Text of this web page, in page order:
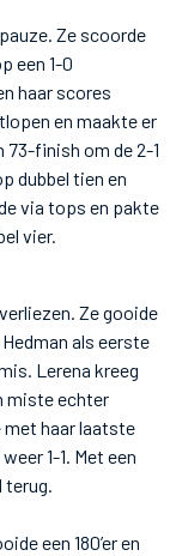
Ze scoorde
een 1-0
haar scores
en maakte er
73-finish om de 2-1
dubbel tien en
via tops en pakte
vier.
Ze gooide
Hedman als eerste
Lerena kreeg
miste echter
met haar laatste
1-1. Met een
terug.
een 180’er en